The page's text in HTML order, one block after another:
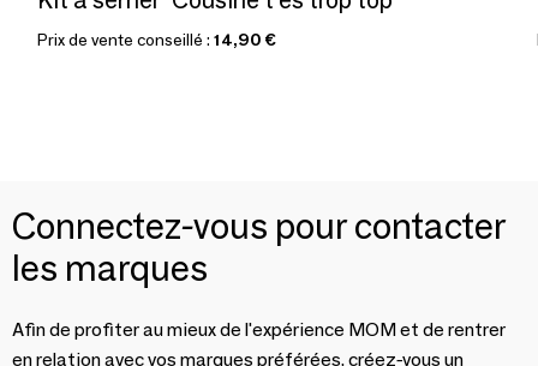
Prix de vente conseillé : 14,90 €
Connectez-vous pour contacter
les marques
Afin de profiter au mieux de l'expérience MOM et de rentrer
en relation avec vos marques préférées, créez-vous un